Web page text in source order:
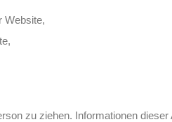
Website,
zu ziehen. Informationen